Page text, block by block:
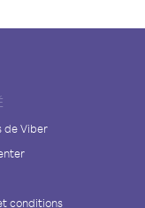
de Viber
conditions